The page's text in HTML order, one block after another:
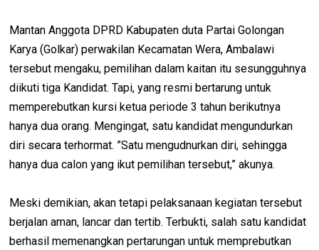
Mantan Anggota DPRD Kabupaten duta Partai Golongan
Karya (Golkar) perwakilan Kecamatan Wera, Ambalawi
tersebut mengaku, pemilihan dalam kaitan itu sesungguhnya
diikuti tiga Kandidat. Tapi, yang resmi bertarung untuk
memperebutkan kursi ketua periode 3 tahun berikutnya
hanya dua orang. Mengingat, satu kandidat mengundurkan
diri secara terhormat. ”Satu mengudnurkan diri, sehingga
hanya dua calon yang ikut pemilihan tersebut,” akunya.
Meski demikian, akan tetapi pelaksanaan kegiatan tersebut
berjalan aman, lancar dan tertib. Terbukti, salah satu kandidat
berhasil memenangkan pertarungan untuk memprebutkan